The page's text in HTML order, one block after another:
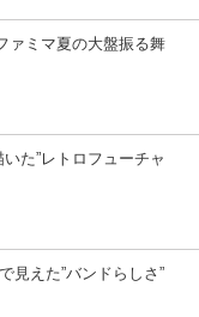
ァミマ夏の大盤振る舞
た”レトロフューチャ
見えた”バンドらしさ”